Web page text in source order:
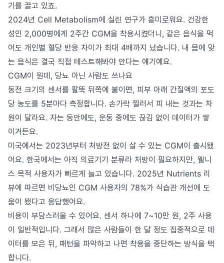
기를 끌고 있죠.
2024년 Cell Metabolism에 실린 연구가 흥미로워요. 건강한
성인 2,000명에게 2주간 CGM을 착용시켰더니, 같은 음식을 먹
어도 개인별 혈당 반응 차이가 최대 4배까지 났습니다. 내 몸에 맞
는 음식은 결국 직접 테스트해봐야 안다는 얘기예요.
CGM이 뭔데, 당뇨 아닌 사람도 쓰나요
동전 크기의 센서를 팔뚝 뒤쪽에 붙이면, 피부 아래 간질액의 포도
당 농도를 5분마다 측정합니다. 손가락 찔러서 피 내는 것과는 차
원이 달라요. 자는 동안에도, 운동 중에도 끊김 없이 데이터가 쌓
이거든요.
미국에서는 2023년부터 처방전 없이 살 수 있는 CGM이 출시됐
어요. 한국에서는 아직 의료기기 분류라 처방이 필요하지만, 웰니
스 목적 사용자가 빠르게 늘고 있습니다. 2025년 Nutrients 리
뷰에 따르면 비당뇨인 CGM 사용자의 78%가 식습관 개선에 도
움이 됐다고 응답했어요.
비용이 부담스러울 수 있어요. 센서 하나에 7~10만 원, 2주 사용
이 일반적입니다. 그래서 많은 사람들이 한 달 정도 집중적으로 데
이터를 모은 뒤, 패턴을 파악하고 나면 착용을 중단하는 방식을 택
합니다.